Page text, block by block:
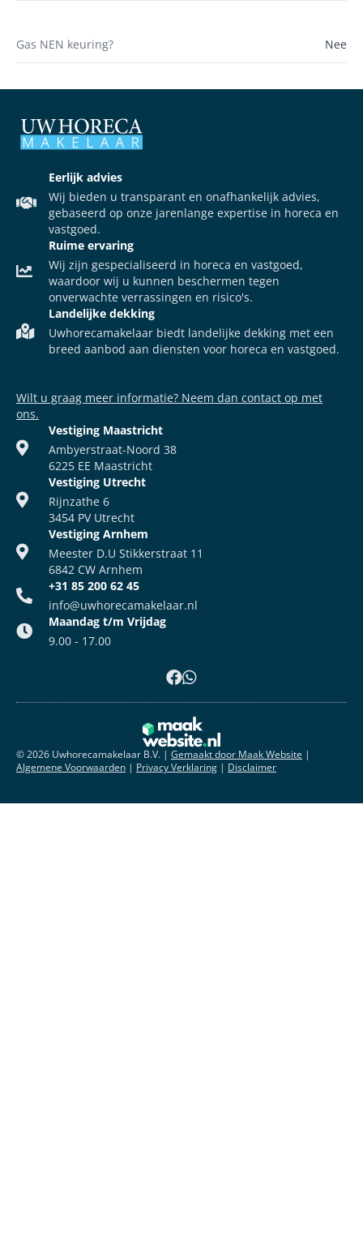
Gas NEN keuring? Nee
Eerlijk advies
Wij bieden u transparant en onafhankelijk advies,
gebaseerd op onze jarenlange expertise in horeca en
vastgoed.
Ruime ervaring
Wij zijn gespecialiseerd in horeca en vastgoed,
waardoor wij u kunnen beschermen tegen
onverwachte verrassingen en risico's.
Landelijke dekking
Uwhorecamakelaar biedt landelijke dekking met een
breed aanbod aan diensten voor horeca en vastgoed.
Wilt u graag meer informatie? Neem dan contact op met
ons.
Vestiging Maastricht
Ambyerstraat-Noord 38
6225 EE Maastricht
Vestiging Utrecht
Rijnzathe 6
3454 PV Utrecht
Vestiging Arnhem
Meester D.U Stikkerstraat 11
6842 CW Arnhem
+31 85 200 62 45
info@uwhorecamakelaar.nl
Maandag t/m Vrijdag
9.00 - 17.00
© 2026 Uwhorecamakelaar B.V. | Gemaakt door Maak Website |
Algemene Voorwaarden | Privacy Verklaring | Disclaimer